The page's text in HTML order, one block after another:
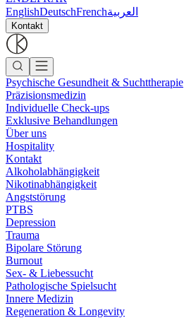
EnglishDeutschFrenchالعربية
Kontakt
Psychische Gesundheit & Suchttherapie
Präzisionsmedizin
Individuelle Check-ups
Exklusive Behandlungen
Über uns
Hospitality
Kontakt
Alkoholabhängigkeit
Nikotinabhängigkeit
Angststörung
PTBS
Depression
Trauma
Bipolare Störung
Burnout
Sex- & Liebessucht
Pathologische Spielsucht
Innere Medizin
Regeneration & Longevity